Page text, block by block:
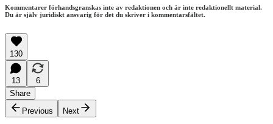
Kommentarer förhandsgranskas inte av redaktionen och är inte redaktionellt material.
Du är själv juridiskt ansvarig för det du skriver i kommentarsfältet.
130
13
6
Share
Previous
Next